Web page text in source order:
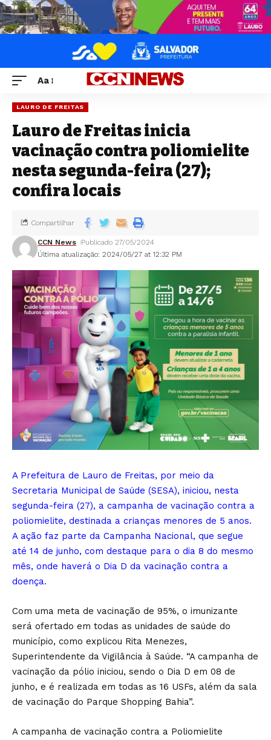
Aa
LAURO DE FREITAS
Lauro de Freitas inicia
vacinação contra poliomielite
nesta segunda-feira (27);
confira locais
Última atualização: 2024/05/27 at 12:32 PM
CCN News Publicado 27/05/2024
Compartilhar
A Prefeitura de Lauro de Freitas, por meio da
Secretaria Municipal de Saúde (SESA), iniciou, nesta
segunda-feira (27), a campanha de vacinação contra a
poliomielite, destinada a crianças menores de 5 anos.
A ação faz parte da Campanha Nacional, que segue
até 14 de junho, com destaque para o dia 8 do mesmo
mês, onde haverá o Dia D da vacinação contra a
doença.
Com uma meta de vacinação de 95%, o imunizante
será ofertado em todas as unidades de saúde do
município, como explicou Rita Menezes,
Superintendente da Vigilância à Saúde. “A campanha de
vacinação da pólio iniciou, sendo o Dia D em 08 de
junho, e é realizada em todas as 16 USFs, além da sala
de vacinação do Parque Shopping Bahia”.
A campanha de vacinação contra a Poliomielite